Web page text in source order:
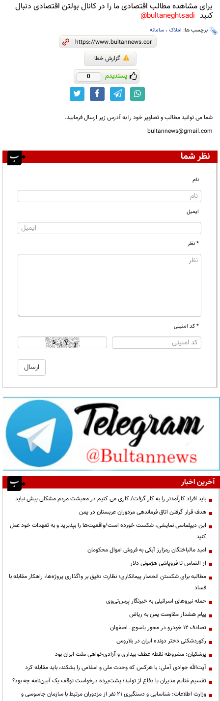
برای مشاهده مطالب اقتصادی ما را در کانال بولتن اقتصادی دنبال
کنید bultaneghtsadi@
برچسب ها: املاک ، سامانه
گزارش خطا
پسندیدم 0
شما می توانید مطالب و تصاویر خود را به آدرس زیر ارسال فرمایید.
bultannews@gmail.com
نظر شما
نام
ایمیل
* نظر
* کد امنیتی
آخرین اخبار
باید افراد کارآمدتر را به کار گرفت/ کاری می کنیم در معیشت مردم مشکلی پیش نیاید
هدف قرار گرفتن اتاق‌ فرماندهی مزدوران عربستان در یمن
این دیپلماسی نمایشی، شکست خورده است/واقعیت‌ها را بپذیرید و به تعهدات خود عمل
کنید
امید مالباختگان رمزارز آبکی به فروش اموال محکومان
از التماس تا فروپاشی هژمونی دلار
مطالبه برای شکستن انحصار پیمانکاری؛ نظارت دقیق بر واگذاری پروژه‌ها، راهکار مقابله با
فساد
حمله نیروهای اسرائیلی به خبرنگار پرس‌تی‌وی
پیام هشدار مقاومت یمن به ریاض
تصادف ۱۲ خودرو در محور یاسوج ـ اصفهان
رکوردشکنی دختر دونده ایران در بلاروس
پزشکیان: مشروطه نقطه عطف بیداری و آزادی‌خواهی ملت ایران بود
آیت‌الله جوادی آملی: با هرکس که وحدت ملی و اسلامی را بشکند، باید مقابله کرد
تقسیم غنایم مدیران یا دفاع از تولید؛ پشت‌پرده درخواست توقف یک آیین‌نامه چه بود؟
وزارت اطلاعات: شناسایی و دستگیری ۲۱ نفر از مزدوران مرتبط با سازمان جاسوسی و